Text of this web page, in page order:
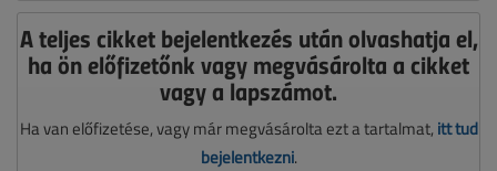
A teljes cikket bejelentkezés után olvashatja el,
ha ön előfizetőnk vagy megvásárolta a cikket
vagy a lapszámot.
Ha van előfizetése, vagy már megvásárolta ezt a tartalmat, itt tud
bejelentkezni.